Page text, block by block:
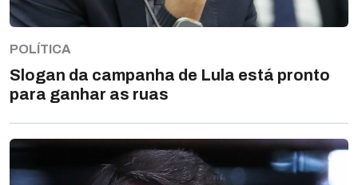
POLÍTICA
Slogan da campanha de Lula está pronto
para ganhar as ruas